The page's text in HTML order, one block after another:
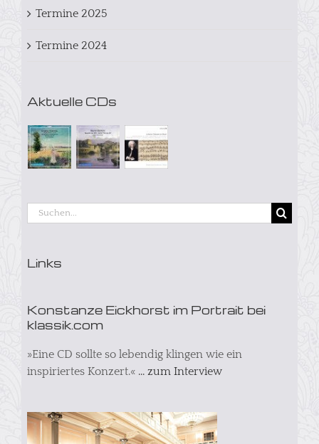
Termine 2025
Termine 2024
Aktuelle CDs
Suche
Links
Konstanze Eickhorst im Portrait bei
klassik.com
»Eine CD sollte so lebendig klingen wie ein
inspiriertes Konzert.« ... zum Interview